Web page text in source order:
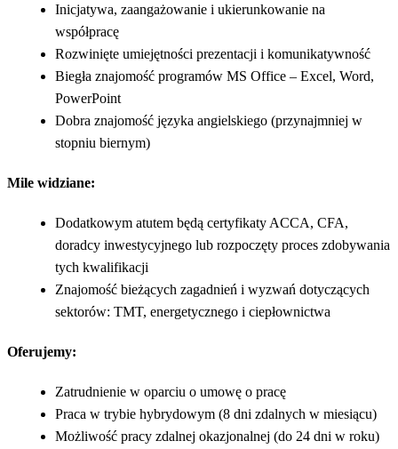
Inicjatywa, zaangażowanie i ukierunkowanie na
współpracę
Rozwinięte umiejętności prezentacji i komunikatywność
Biegła znajomość programów MS Office – Excel, Word,
PowerPoint
Dobra znajomość języka angielskiego (przynajmniej w
stopniu biernym)
Mile widziane:
Dodatkowym atutem będą certyfikaty ACCA, CFA,
doradcy inwestycyjnego lub rozpoczęty proces zdobywania
tych kwalifikacji
Znajomość bieżących zagadnień i wyzwań dotyczących
sektorów: TMT, energetycznego i ciepłownictwa
Oferujemy:
Zatrudnienie w oparciu o umowę o pracę
Praca w trybie hybrydowym (8 dni zdalnych w miesiącu)
Możliwość pracy zdalnej okazjonalnej (do 24 dni w roku)